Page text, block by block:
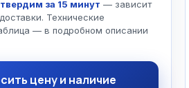
за 15 минут — зависит
Технические
— в подробном описании
цену и наличие